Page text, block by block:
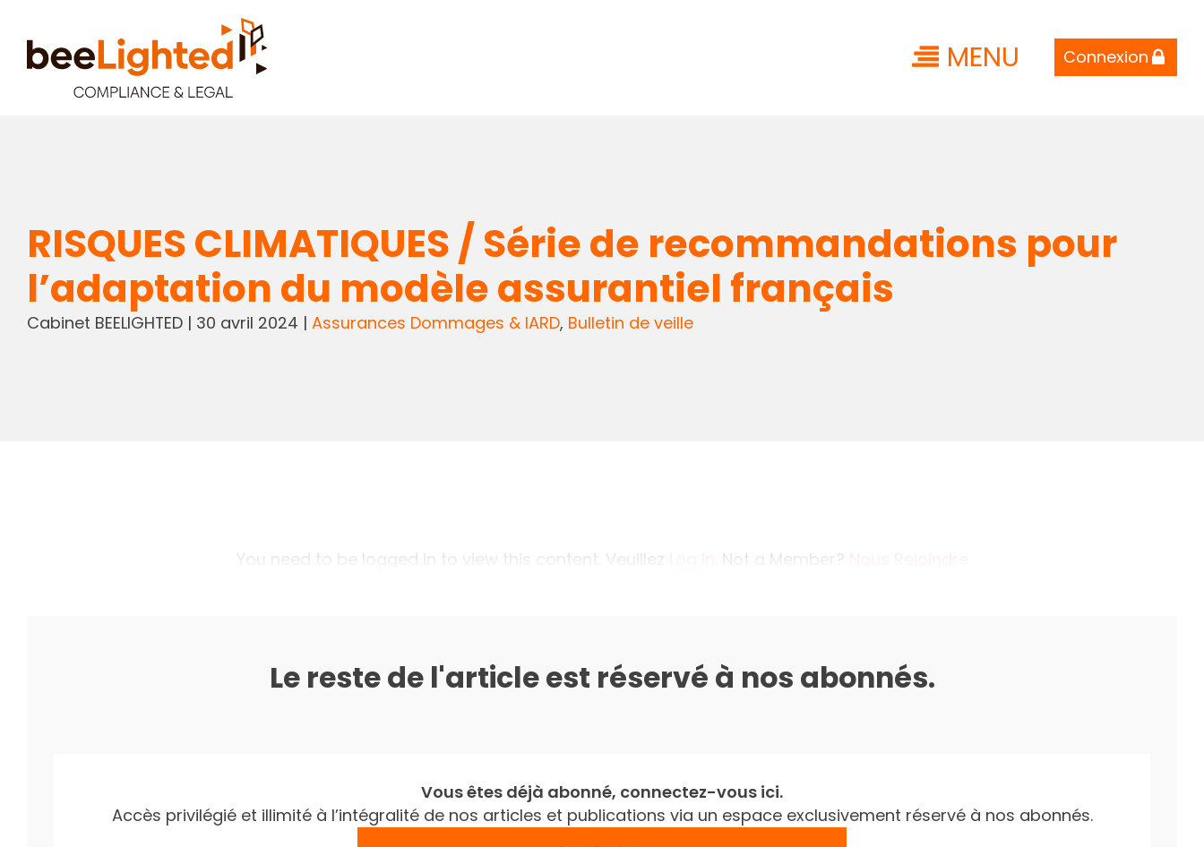
MENU Connexion
RISQUES CLIMATIQUES / Série de recommandations pour
l’adaptation du modèle assurantiel français
Cabinet BEELIGHTED| 30 avril 2024 | Assurances Dommages & IARD, Bulletin de veille
You need to be logged in to view this content. Veuillez . Not a Member?
Le reste de l'article est réservé à nos abonnés.
Vous êtes déjà abonné, connectez-vous ici.
Accès privilégié et illimité à l’intégralité de nos articles et publications via un espace exclusivement réservé à nos abonnés.